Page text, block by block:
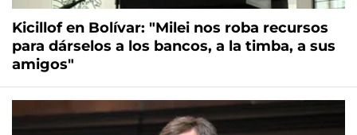
Kicillof en Bolívar: "Milei nos roba recursos
para dárselos a los bancos, a la timba, a sus
amigos"